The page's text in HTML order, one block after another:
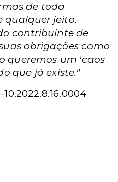
de toda
qualquer jeito,
contribuinte de
obrigações como
queremos um 'caos
que já existe."
10.2022.8.16.0004